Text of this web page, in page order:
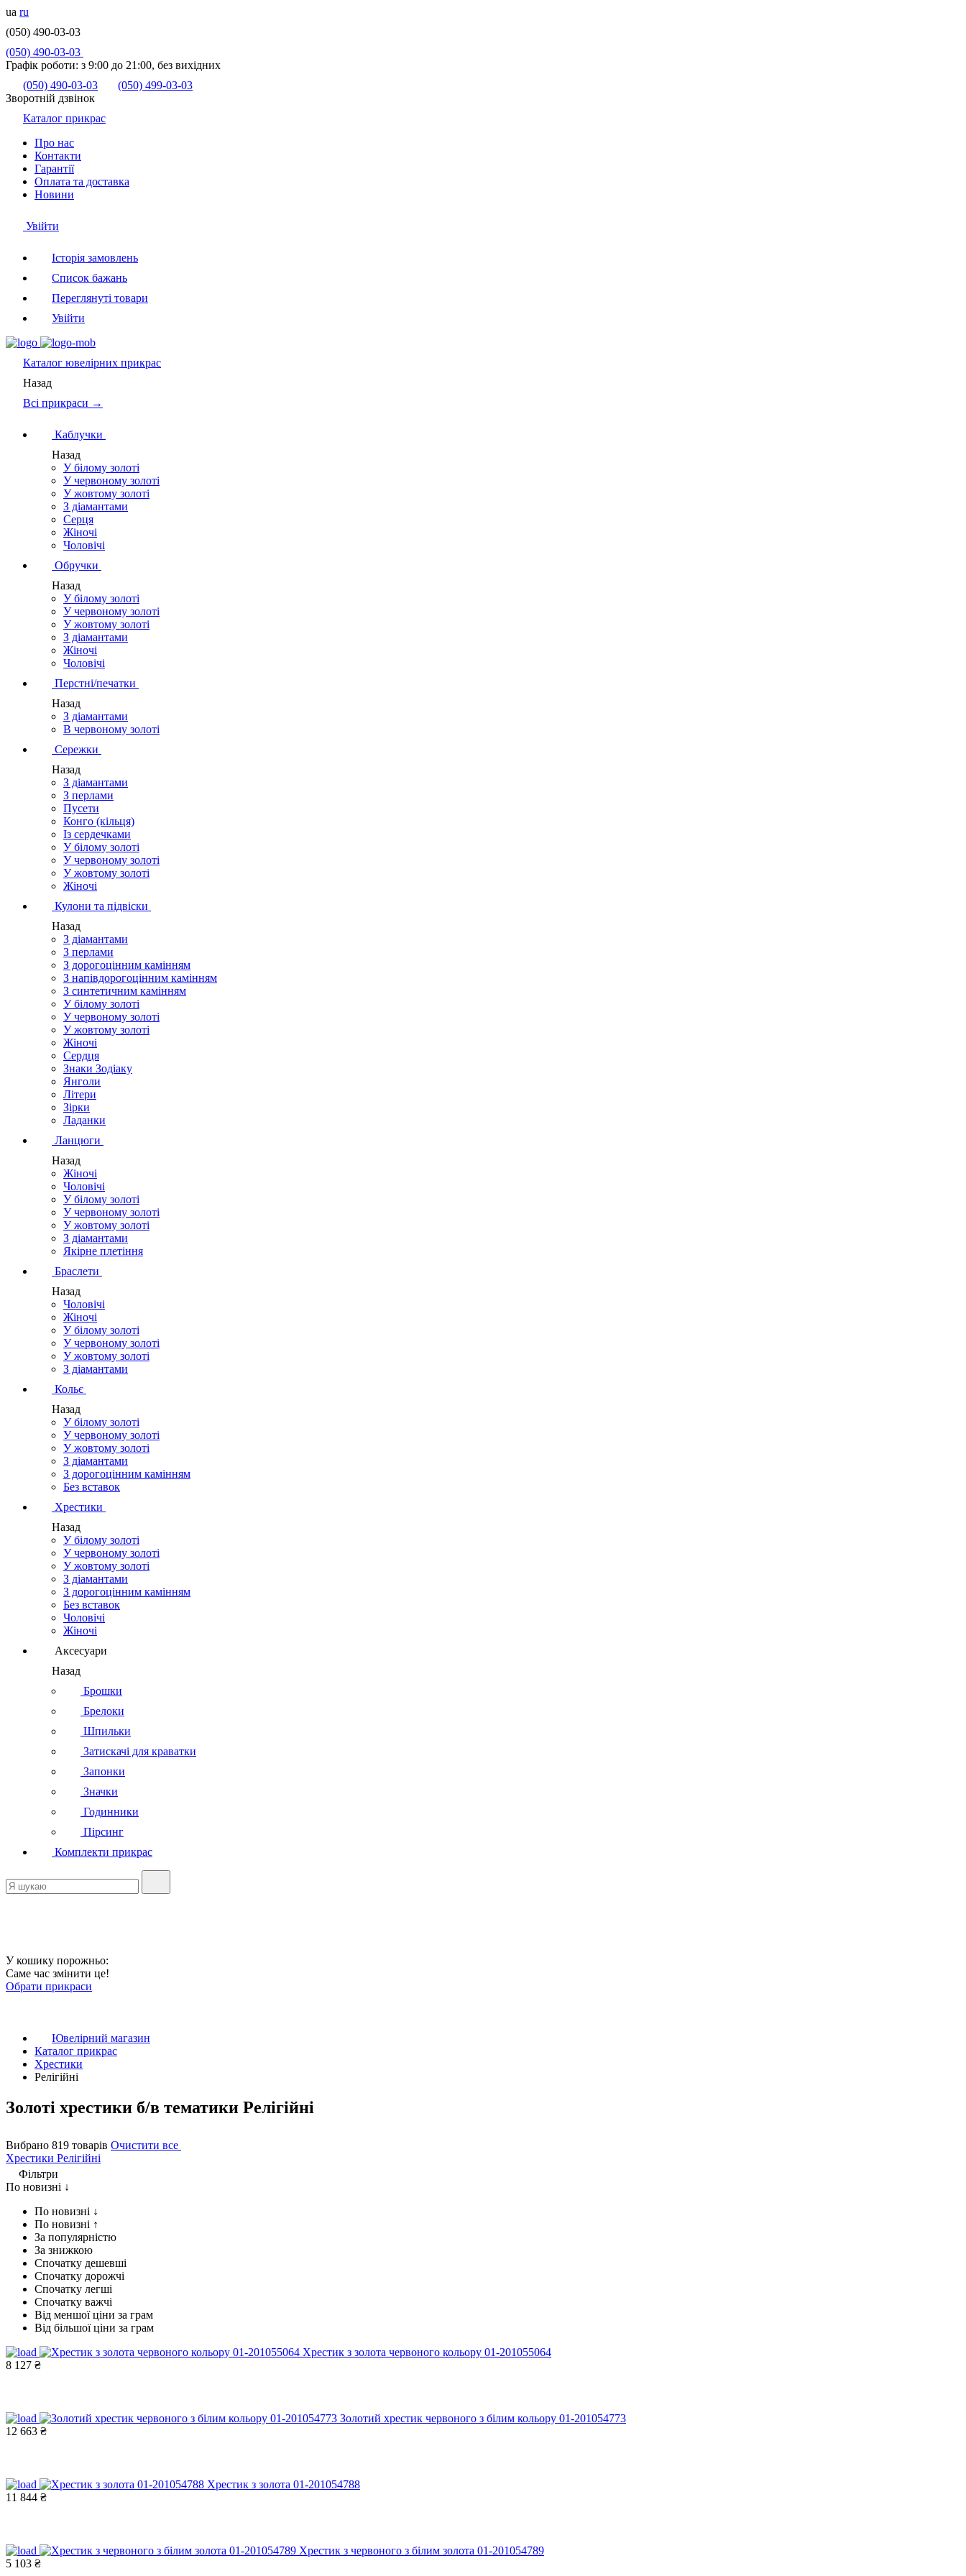
ua ru
(050) 490-03-03
(050) 490-03-03
Графік роботи: з 9:00 до 21:00, без вихідних
(050) 490-03-03
(050) 499-03-03
Зворотній дзвінок
Каталог прикрас
Про нас
Контакти
Гарантії
Оплата та доставка
Новини
Увійти
Історія замовлень
Список бажань
Переглянуті товари
Увійти
Каталог ювелірних прикрас
Назад
Всі прикраси →
Каблучки
Назад
У білому золоті
У червоному золоті
У жовтому золоті
З діамантами
Серця
Жіночі
Чоловічі
Обручки
Назад
У білому золоті
У червоному золоті
У жовтому золоті
З діамантами
Жіночі
Чоловічі
Перстні/печатки
Назад
З діамантами
В червоному золоті
Сережки
Назад
З діамантами
З перлами
Пусети
Конго (кільця)
Із сердечками
У білому золоті
У червоному золоті
У жовтому золоті
Жіночі
Кулони та підвіски
Назад
З діамантами
З перлами
З дорогоцінним камінням
З напівдорогоцінним камінням
З синтетичним камінням
У білому золоті
У червоному золоті
У жовтому золоті
Жіночі
Сердця
Знаки Зодіаку
Янголи
Літери
Зірки
Ладанки
Ланцюги
Назад
Жіночі
Чоловічі
У білому золоті
У червоному золоті
У жовтому золоті
З діамантами
Якірне плетіння
Браслети
Назад
Чоловічі
Жіночі
У білому золоті
У червоному золоті
У жовтому золоті
З діамантами
Кольє
Назад
У білому золоті
У червоному золоті
У жовтому золоті
З діамантами
З дорогоцінним камінням
Без вставок
Хрестики
Назад
У білому золоті
У червоному золоті
У жовтому золоті
З діамантами
З дорогоцінним камінням
Без вставок
Чоловічі
Жіночі
Аксесуари
Назад
Брошки
Брелоки
Шпильки
Затискачі для краватки
Запонки
Значки
Годинники
Пірсинг
Комплекти прикрас
У кошику порожньо:
Саме час змінити це!
Обрати прикраси
Ювелірний магазин
Каталог прикрас
Хрестики
Релігійні
Золоті хрестики б/в тематики Релігійні
Вибрано 819 товарів Очистити все
Хрестики Релігійні
Фільтри
По новизні ↓
По новизні ↓
По новизні ↑
За популярністю
За знижкою
Спочатку дешевші
Спочатку дорожчі
Спочатку легші
Спочатку важчі
Від меншої ціни за грам
Від більшої ціни за грам
Хрестик з золота червоного кольору 01-201055064
8 127 ₴
Золотий хрестик червоного з білим кольору 01-201054773
12 663 ₴
Хрестик з золота 01-201054788
11 844 ₴
Хрестик з червоного з білим золота 01-201054789
5 103 ₴